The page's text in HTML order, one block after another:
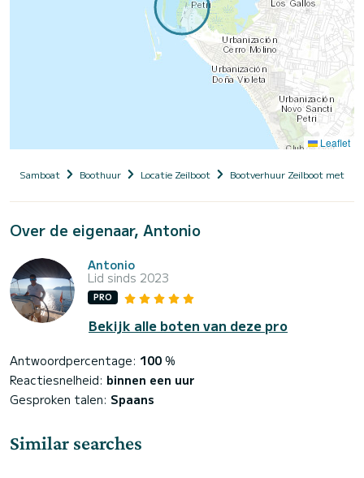
Leaflet
Samboat Boothuur Locatie Zeilboot Bootverhuur Zeilboot met
Over de eigenaar, Antonio
Antonio
Lid sinds 2023
PRO
Bekijk alle boten van deze pro
Antwoordpercentage: 100 %
Reactiesnelheid: binnen een uur
Gesproken talen: Spaans
Similar searches